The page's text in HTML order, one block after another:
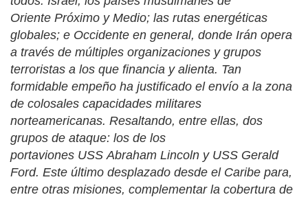
Oriente Próximo y Medio; las rutas energéticas
globales; e Occidente en general, donde Irán opera
a través de múltiples organizaciones y grupos
terroristas a los que financia y alienta. Tan
formidable empeño ha justificado el envío a la zona
de colosales capacidades militares
norteamericanas. Resaltando, entre ellas, dos
grupos de ataque: los de los
portaviones USS Abraham Lincoln y USS Gerald
Ford. Este último desplazado desde el Caribe para,
entre otras misiones, complementar la cobertura de